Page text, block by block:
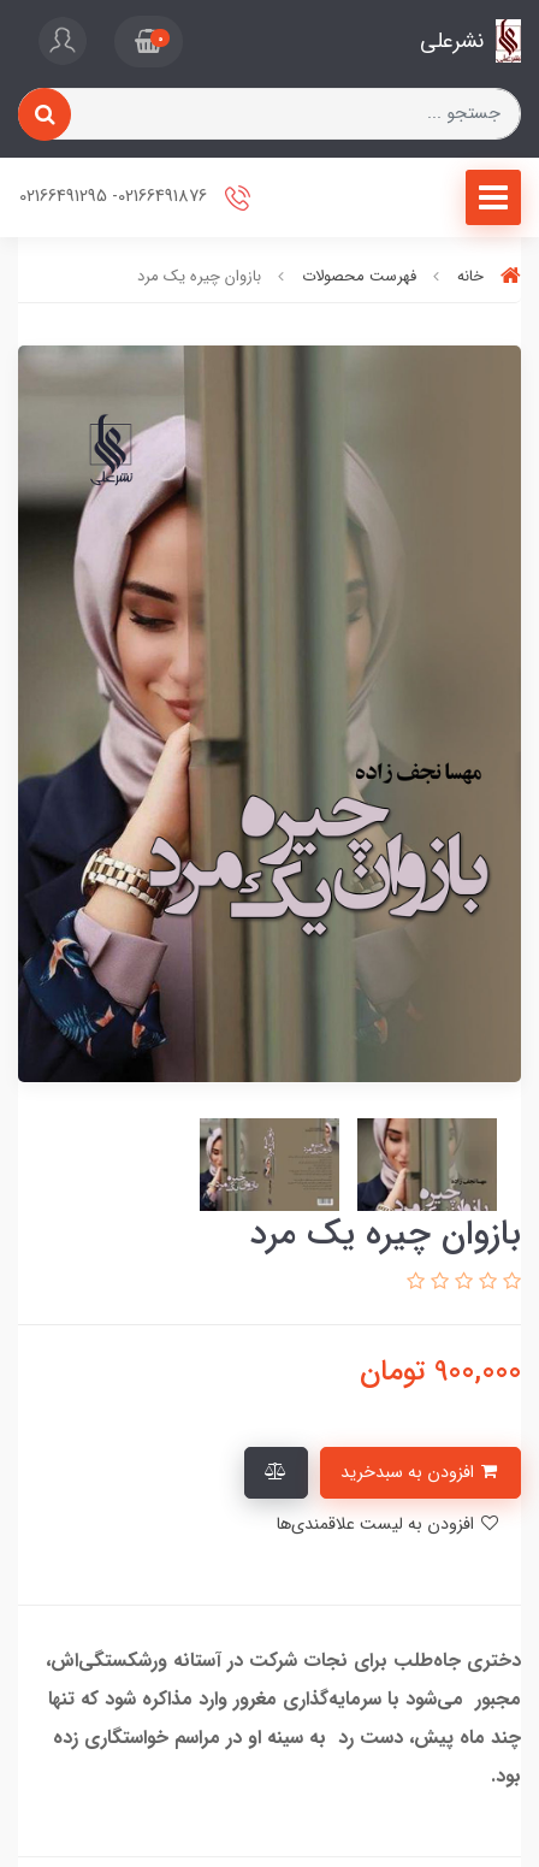
نشرعلی 0
خانه فهرست محصولات بازوان چیره یک مرد
بازوان چیره یک مرد
900,000 تومان
دختری جاه‌طلب برای نجات شرکت در آستانه ورشکستگی‌اش،
مجبور می‌شود با سرمایه‌گذاری مغرور وارد مذاکره شود که تنها
چند ماه پیش، دست رد به سینه او در مراسم خواستگاری زده
بود.